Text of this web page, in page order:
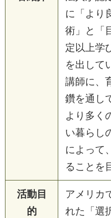
に「より
術」と「
定以上学
を出して
講師に、
鑽を通し
より多く
い暮らし
によって
ることを
活動目
的
アメリカ
れた「選